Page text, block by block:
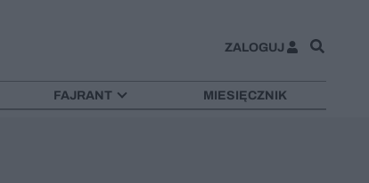
ZALOGUJ
FAJRANT MIESIĘCZNIK